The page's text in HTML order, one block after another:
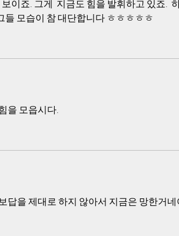
이죠. 그게  지금도 힘을 발휘하고 있죠.
모습이 참 대단합니다 ㅎㅎㅎㅎㅎ
을 모읍시다.
답을 제대로 하지 않아서 지금은 망한거